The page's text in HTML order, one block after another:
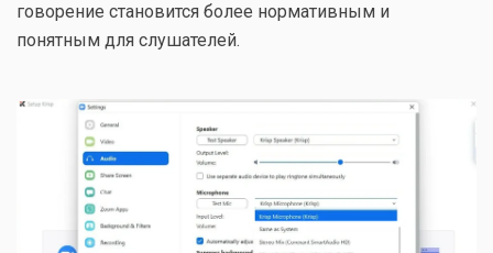
говорение становится более нормативным и
понятным для слушателей.